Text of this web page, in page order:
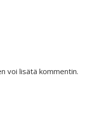
voi lisätä kommentin.